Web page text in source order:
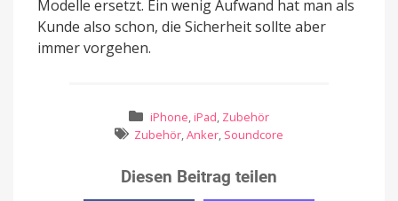
Modelle ersetzt. Ein wenig Aufwand hat man als
Kunde also schon, die Sicherheit sollte aber
immer vorgehen.
iPhone, iPad, Zubehör
Zubehör,Anker, Soundcore
Diesen Beitrag teilen